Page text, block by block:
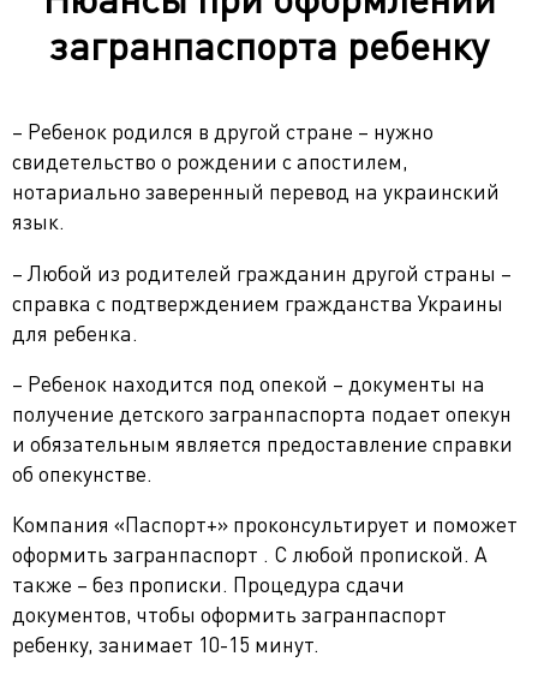
загранпаспорта ребенку
– Ребенок родился в другой стране – нужно
свидетельство о рождении с апостилем,
нотариально заверенный перевод на украинский
язык.
– Любой из родителей гражданин другой страны –
справка с подтверждением гражданства Украины
для ребенка.
– Ребенок находится под опекой – документы на
получение детского загранпаспорта подает опекун
и обязательным является предоставление справки
об опекунстве.
Компания «Паспорт+» проконсультирует и поможет
оформить загранпаспорт . С любой пропиской. А
также – без прописки. Процедура сдачи
документов, чтобы оформить загранпаспорт
ребенку, занимает 10-15 минут.